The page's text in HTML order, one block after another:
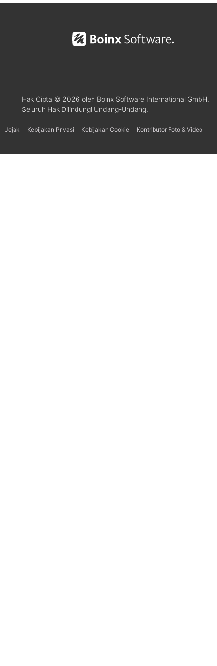
Hak Cipta © 2026 oleh Boinx Software International GmbH.
Seluruh Hak Dilindungi Undang-Undang.
Jejak Kebijakan Privasi Kebijakan Cookie Kontributor Foto & Video